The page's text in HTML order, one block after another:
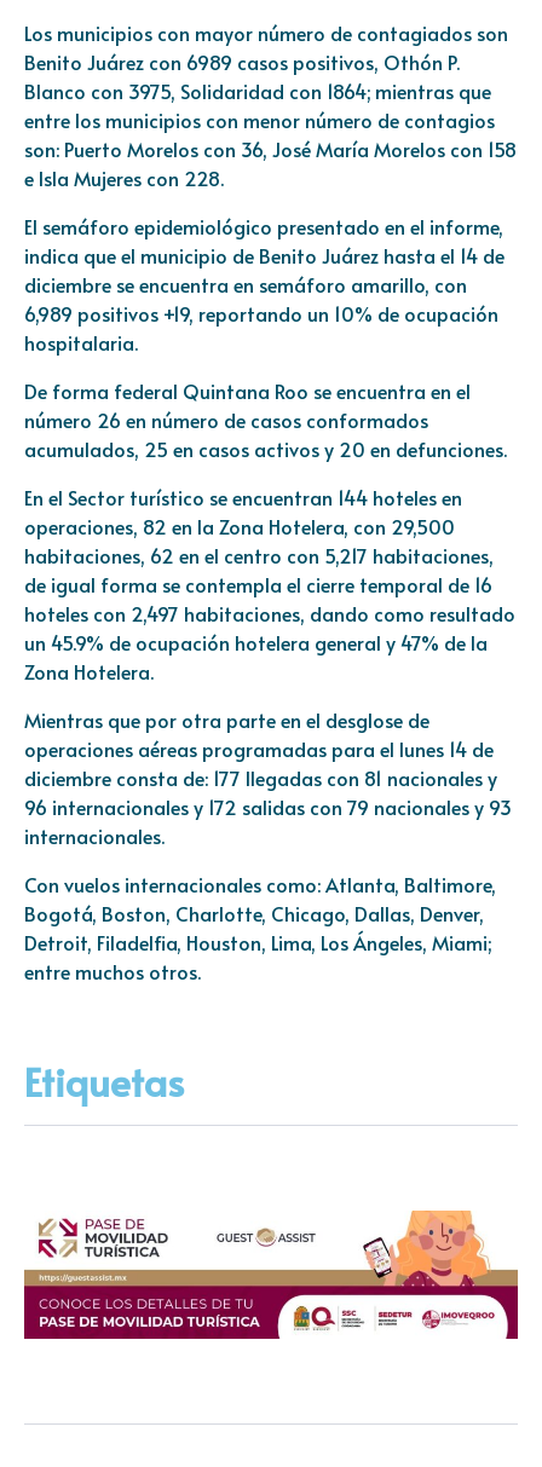
Los municipios con mayor número de contagiados son
Benito Juárez con 6989 casos positivos, Othón P.
Blanco con 3975, Solidaridad con 1864; mientras que
entre los municipios con menor número de contagios
son: Puerto Morelos con 36, José María Morelos con 158
e Isla Mujeres con 228.
El semáforo epidemiológico presentado en el informe,
indica que el municipio de Benito Juárez hasta el 14 de
diciembre se encuentra en semáforo amarillo, con
6,989 positivos +19, reportando un 10% de ocupación
hospitalaria.
De forma federal Quintana Roo se encuentra en el
número 26 en número de casos conformados
acumulados, 25 en casos activos y 20 en defunciones.
En el Sector turístico se encuentran 144 hoteles en
operaciones, 82 en la Zona Hotelera, con 29,500
habitaciones, 62 en el centro con 5,217 habitaciones,
de igual forma se contempla el cierre temporal de 16
hoteles con 2,497 habitaciones, dando como resultado
un 45.9% de ocupación hotelera general y 47% de la
Zona Hotelera.
Mientras que por otra parte en el desglose de
operaciones aéreas programadas para el lunes 14 de
diciembre consta de: 177 llegadas con 81 nacionales y
96 internacionales y 172 salidas con 79 nacionales y 93
internacionales.
Con vuelos internacionales como: Atlanta, Baltimore,
Bogotá, Boston, Charlotte, Chicago, Dallas, Denver,
Detroit, Filadelfia, Houston, Lima, Los Ángeles, Miami;
entre muchos otros.
Etiquetas